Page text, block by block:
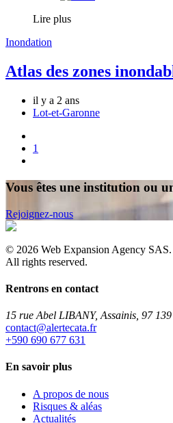
Lire plus
Inondation
Atlas des zones
il y a 2 ans
Lot-et-Garonne
1
Vous êtes une institution ou
Rejoignez-nous
© 2026 Web Expansion Agency SAS.
All rights reserved.
Rentrons en contact
15 rue Abel LIBANY, Assainis, 97
rf.atacetrela@tcatnoc
+590 690 677 631
En savoir plus
A propos de nous
Risques & aléas
Actualités